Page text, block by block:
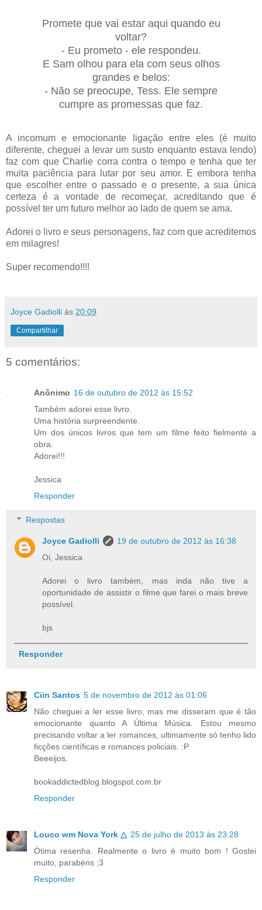
Promete que vai estar aqui quando eu
voltar?
- Eu prometo - ele respondeu.
E Sam olhou para ela com seus olhos
grandes e belos:
- Não se preocupe, Tess. Ele sempre
cumpre as promessas que faz.
A incomum e emocionante ligação entre eles (é muito
diferente, cheguei a levar um susto enquanto estava lendo)
faz com que Charlie corra contra o tempo e tenha que ter
muita paciência para lutar por seu amor. E embora tenha
que escolher entre o passado e o presente, a sua única
certeza é a vontade de recomeçar, acreditando que é
possível ter um futuro melhor ao lado de quem se ama.
Adorei o livro e seus personagens, faz com que acreditemos
em milagres!
Super recomendo!!!!
Joyce Gadiolli às 20:09
Compartilhar
5 comentários:
Anônimo 16 de outubro de 2012 às 15:52
Também adorei esse livro.
Uma história surpreendente.
Um dos únicos livros que tem um filme feito fielmente a
obra.
Adorei!!!
Jessica
Responder
Respostas
Joyce Gadiolli
19 de outubro de 2012 às 16:38
Oi, Jessica
Adorei o livro também, mas inda não tive a
oportunidade de assistir o filme que farei o mais breve
possível.
bjs
Responder
Ciin Santos 5 de novembro de 2012 às 01:06
Não cheguei a ler esse livro, mas me disseram que é tão
emocionante quanto A Última Música. Estou mesmo
precisando voltar a ler romances, ultimamente só tenho lido
ficções científicas e romances policiais. :P
Beeeijos.
bookaddictedblog.blogspot.com.br
Responder
Louco wm Nova York △ 25 de julho de 2013 às 23:28
Ótima resenha. Realmente o livro é muito bom ! Gostei
muito, parabéns ;3
Responder